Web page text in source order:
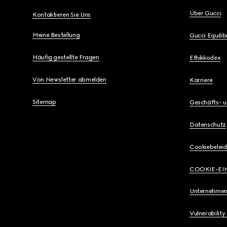
Kontaktieren Sie Uns
Meine Bestellung
Häufig gestellte Fragen
Von Newsletter abmelden
Sitemap
Über Gucci
Gucci
Ethikkodex
Karriere
Geschäfts-
Datenschutz
Cookiebeleid
COOKIE-
Vulnerability